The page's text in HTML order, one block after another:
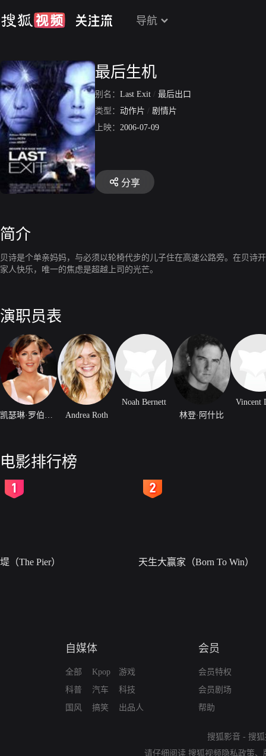
导航
最后生机
别名： Last Exit / 最后出口
类型： 动作片 / 剧情片
上映： 2006-07-09
分享
简介
贝诗是个单亲妈妈，与必须以轮椅代步的儿子住在高速公路旁。在贝
家人快乐，唯一的焦虑是超越上司的光芒。
演职员表
Andrea Roth
Noah Bernett
林登·阿什比
Vincent
电影排行榜
堤（The Pier） 天生大赢家（Born To Win）
自媒体
全部
科普
国风
Kpop
汽车
搞笑
游戏
科技
出品人
会员
会员特权
会员剧场
帮助
搜狐影音 - 搜
请仔细阅读 搜狐视频隐私政策、